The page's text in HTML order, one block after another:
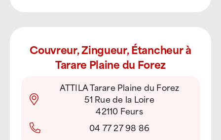
Couvreur, Zingueur, Étancheur à
Tarare Plaine du Forez
ATTILA Tarare Plaine du Forez
51 Rue de la Loire
42110 Feurs
04 77 27 98 86